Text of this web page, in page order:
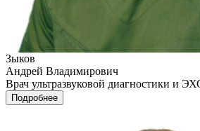
Зыков
Андрей Владимирович
Врач ультразвуковой диагностики и
Подробнее